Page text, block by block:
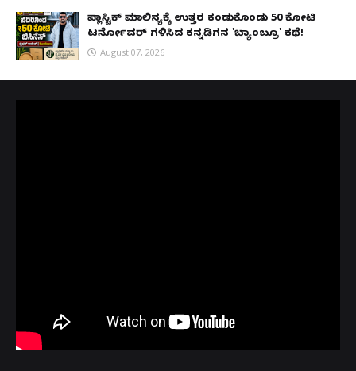
ಪ್ಲಾಸ್ಟಿಕ್ ಮಾಲಿನ್ಯಕ್ಕೆ ಉತ್ತರ ಕಂಡುಕೊಂಡು ₹50 ಕೋಟಿ
ಟರ್ನೋವರ್ ಗಳಿಸಿದ ಕನ್ನಡಿಗನ 'ಬ್ಯಾಂಬ್ರೂ' ಕಥೆ!
August 07, 2026